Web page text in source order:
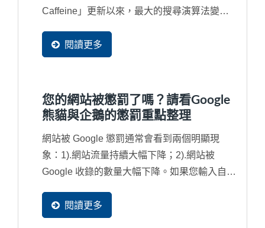
Caffeine」更新以來，最大的搜尋演算法變
閱讀更多
您的網站被懲罰了嗎？請看Google
熊貓與企鵝的懲罰重點整理
網站被 Google 懲罰通常會看到兩個明顯現
象：1).網站流量持續大幅下降；2).網站被
Google 收錄的數量大幅下降。如果您輸入自己
站已經被列入黑名單了，從此不會再被找到
了，也就是說將近有90%潛在買主不會再發現
閱讀更多